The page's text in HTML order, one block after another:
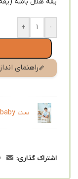
یقه هلال باشه
-
+
راهنمای
ست baby
اشتراک گذاری: